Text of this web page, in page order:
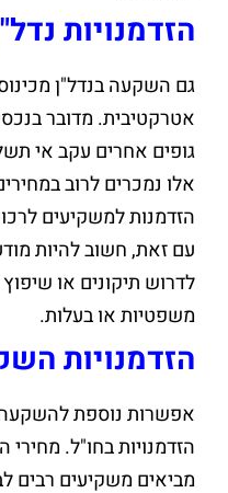
הזדמנויות
גם השקעה בנדל"ן
אטרקטיבית. מדובר
גופים אחרים עקב אי
אלו נמכרים לרוב
הזדמנות למשקיעים
עם זאת, חשוב להיות
לדרוש תיקונים או
משפטיות או בעלות.
הזדמנויות
אפשרות נוספת
הזדמנויות בחו"ל.
מביאים משקיעים רבים